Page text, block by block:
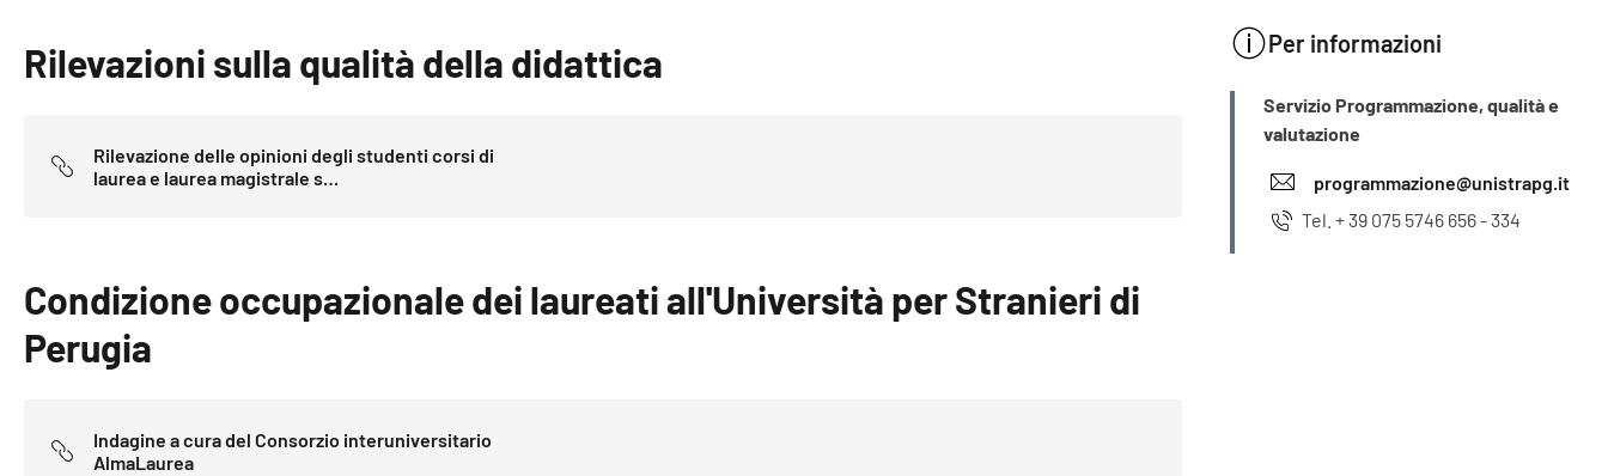
Rilevazioni sulla qualità della didattica
Rilevazione delle opinioni degli studenti corsi di
laurea e laurea magistrale s…
Condizione occupazionale dei laureati all'Università per Stranieri di
Perugia
Indagine a cura del Consorzio interuniversitario
AlmaLaurea
Per informazioni
INFORMAZIONI
Servizio Programmazione, qualità e
valutazione
programmazione@unistrapg.it
Tel. + 39 075 5746 656 - 334